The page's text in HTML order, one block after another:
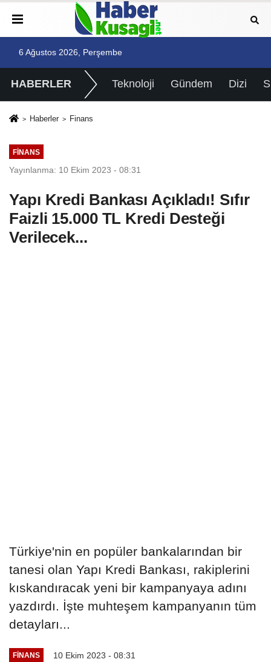
6 Ağustos 2026, Perşembe
HABERLER Teknoloji Gündem Dizi
Haberler Finans
FINANS
Yayınlanma: 10 Ekim 2023 - 08:31
Yapı Kredi Bankası Açıkladı! Sıfır
Faizli 15.000 TL Kredi Desteği
Verilecek...
Türkiye'nin en popüler bankalarından bir
tanesi olan Yapı Kredi Bankası, rakiplerini
kıskandıracak yeni bir kampanyaya adını
yazdırdı. İşte muhteşem kampanyanın tüm
detayları...
FINANS 10 Ekim 2023 - 08:31